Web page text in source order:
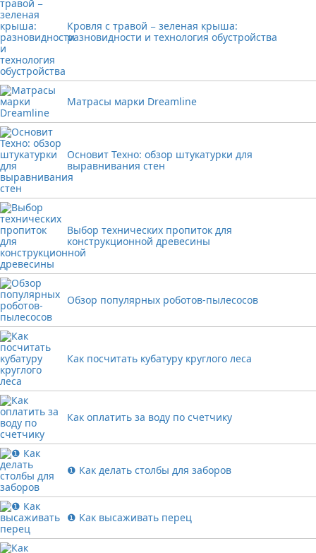
Кровля с травой − зеленая крыша:
разновидности и технология обустройства
Матрасы марки Dreamline
Основит Техно: обзор штукатурки для
выравнивания стен
Выбор технических пропиток для
конструкционной древесины
Обзор популярных роботов-пылесосов
Как посчитать кубатуру круглого леса
Как оплатить за воду по счетчику
❶ Как делать столбы для заборов
❶ Как высаживать перец